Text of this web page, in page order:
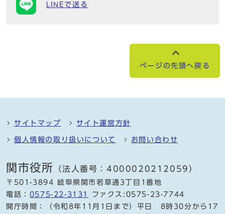
LINEで送る
ページの先頭へ戻る
サイトマップ サイト運営方針
個人情報の取り扱いについて お問い合わせ
関市役所 （法人番号：4000020212059）
〒501-3894 岐阜県関市若草通3丁目1番地
電話： 0575-22-3131
ファクス:0575-23-7744
開庁時間：（令和8年11月1日まで）平日 8時30分から17